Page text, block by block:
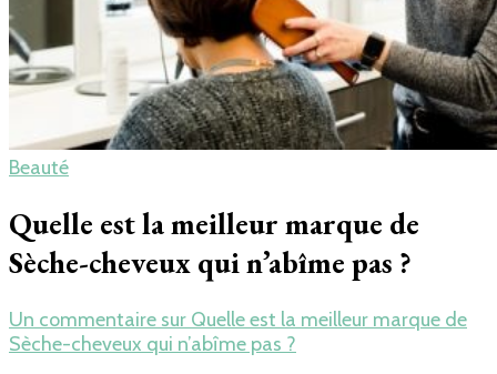
Beauté
Quelle est la meilleur marque de
Sèche-cheveux qui n’abîme pas ?
Un commentaire sur Quelle est la meilleur marque de
Sèche-cheveux qui n’abîme pas ?